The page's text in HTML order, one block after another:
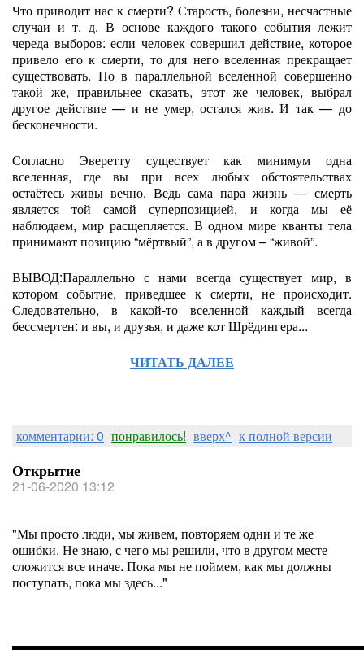
Что приводит нас к смерти? Старость, болезни, несчастные
случаи и т. д. В основе каждого такого события лежит
череда выборов: если человек совершил действие, которое
привело его к смерти, то для него вселенная прекращает
существовать. Но в параллельной вселенной совершенно
такой же, правильнее сказать, этот же человек, выбрал
другое действие — и не умер, остался жив. И так — до
бесконечности.
Согласно Эверетту существует как минимум одна
вселенная, где вы при всех любых обстоятельствах
остаётесь живы вечно. Ведь сама пара жизнь — смерть
является той самой суперпозицией, и когда мы её
наблюдаем, мир расщепляется. В одном мире кванты тела
принимают позицию “мёртвый”, а в другом – “живой”.
ВЫВОД:Параллельно с нами всегда существует мир, в
котором событие, приведшее к смерти, не происходит.
Следовательно, в какой-то вселенной каждый всегда
бессмертен: и вы, и друзья, и даже кот Шрёдингера...
ЧИТАТЬ ДАЛЕЕ
комментарии: 0 понравилось! вверх^ к полной версии
Открытие
21-06-2020 13:12
"Мы просто люди, мы живем, повторяем одни и те же
ошибки. Не знаю, с чего мы решили, что в другом месте
сложится все иначе. Пока мы не поймем, как мы должны
поступать, пока мы здесь..."